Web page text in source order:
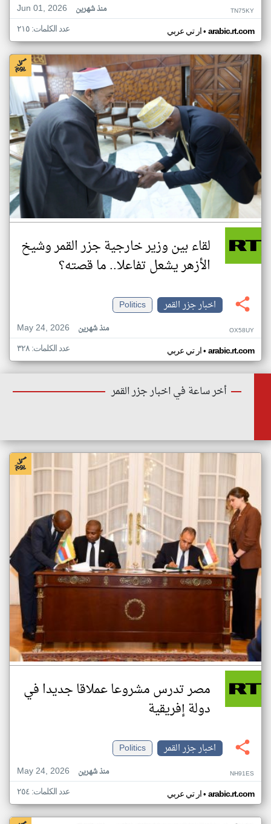
Jun 01, 2026
منذ شهرين TN75KY
ار تي عربي• arabic.rt.com عدد الكلمات: ٢١٥
لقاء بين وزير خارجية جزر القمر وشيخ
الأزهر يشعل تفاعلا.. ما قصته؟
اخبار جزر القمر
Politics
May 24, 2026
منذ شهرين OX58UY
ار تي عربي• arabic.rt.com عدد الكلمات: ٣٢٨
أخر ساعة في اخبار جزر القمر
مصر تدرس مشروعا عملاقا جديدا في
دولة إفريقية
اخبار جزر القمر
Politics
May 24, 2026
منذ شهرين NH91ES
ار تي عربي• arabic.rt.com عدد الكلمات: ٢٥٤